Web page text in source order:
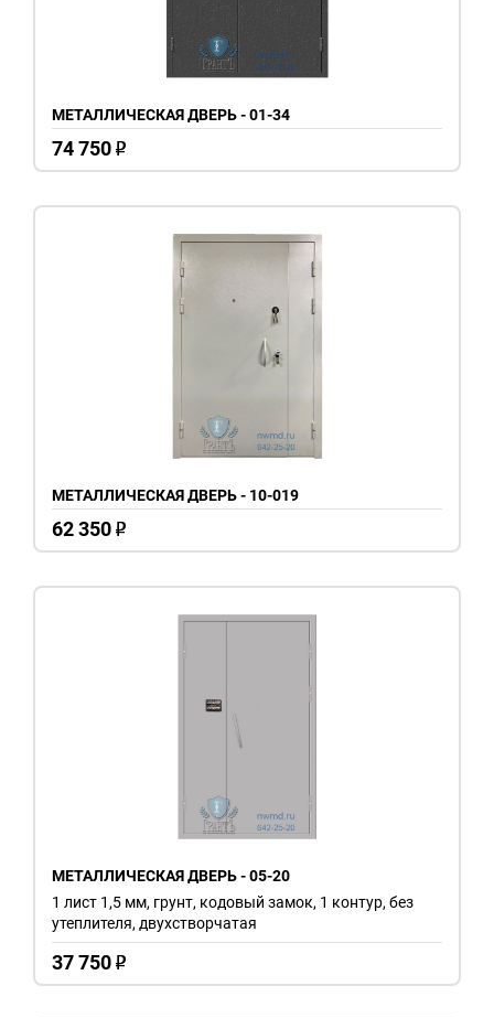
МЕТАЛЛИЧЕСКАЯ ДВЕРЬ - 01-34
74 750 o
МЕТАЛЛИЧЕСКАЯ ДВЕРЬ - 10-019
62 350 o
МЕТАЛЛИЧЕСКАЯ ДВЕРЬ - 05-20
37 750 o
1 лист 1,5 мм, грунт, кодовый замок, 1 контур, без
утеплителя, двухстворчатая